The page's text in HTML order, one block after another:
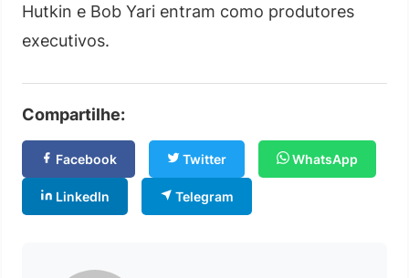
Hutkin e Bob Yari entram como produtores
executivos.
Compartilhe:
Facebook Twitter WhatsApp
LinkedIn Telegram